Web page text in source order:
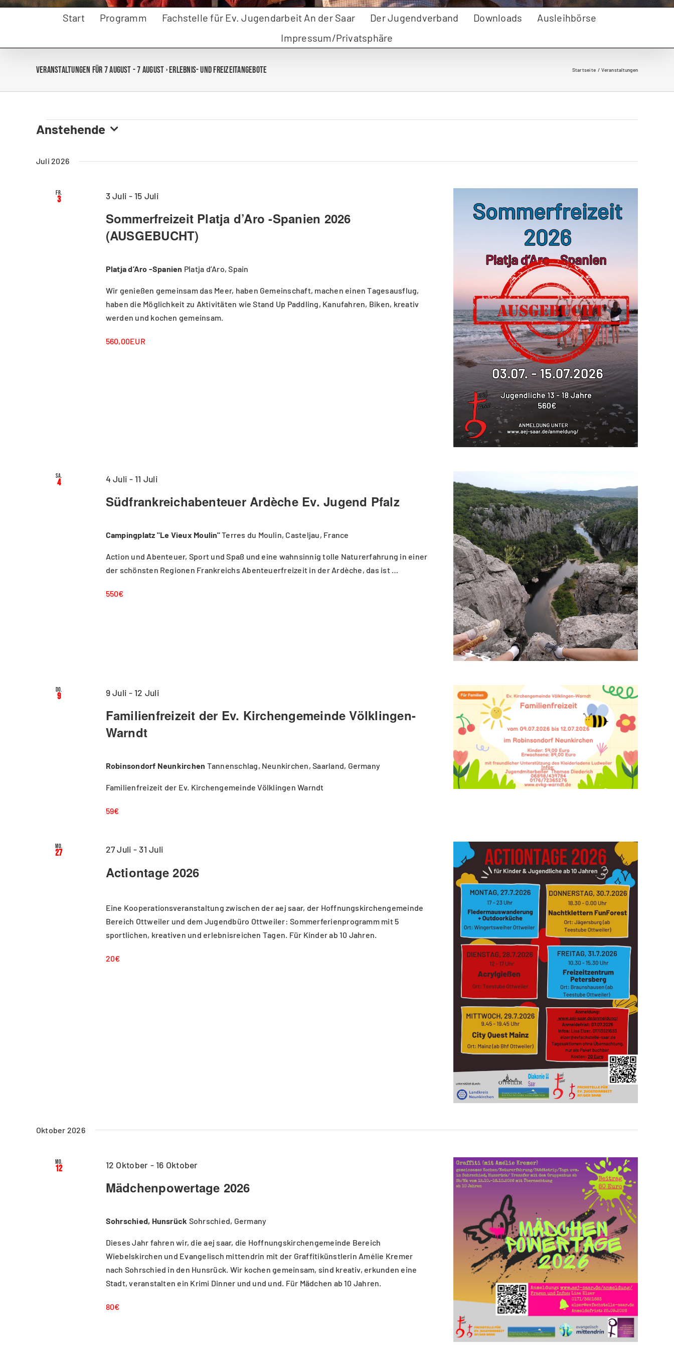
Start Programm Fachstelle für Ev. Jugendarbeit An der Saar Der Jugendverband Downloads
Ausleihbörse
Impressum/Privatsphäre
Veranstaltungen für 7 August - 7 August› Erlebnis- und Freizeitangebote Startseite Veranstaltungen
Veranstaltungen
Anstehende
wählen.
Juli 2026
Fr.
3
Sommerfreizeit Platja d’Aro -Spanien 2026
(AUSGEBUCHT)
3 Juli - 15 Juli
Platja d’Aro -Spanien Platja d’Aro, Spain
Wir genießen gemeinsam das Meer, haben Gemeinschaft, machen einen Tagesausflug,
haben die Möglichkeit zu Aktivitäten wie Stand Up Paddling, Kanufahren, Biken, kreativ
werden und kochen gemeinsam.
560,00EUR
Sa.
4
Südfrankreichabenteuer Ardèche Ev. Jugend Pfalz
4 Juli - 11 Juli
Campingplatz "Le Vieux Moulin"Terres du Moulin, Casteljau, France
Action und Abenteuer, Sport und Spaß und eine wahnsinnig tolle Naturerfahrung in einer
der schönsten Regionen Frankreichs Abenteuerfreizeit in der Ardèche, das ist …
550€
Do.
9
Familienfreizeit der Ev. Kirchengemeinde Völklingen-
Warndt
9 Juli - 12 Juli
Robinsondorf Neunkirchen Tannenschlag, Neunkirchen, Saarland, Germany
Familienfreizeit der Ev. Kirchengemeinde Völklingen Warndt
59€
Mo.
27
Actiontage 2026
27 Juli -31 Juli
Eine Kooperationsveranstaltung zwischen der aej saar, der Hoffnungskirchengemeinde
Bereich Ottweiler und dem Jugendbüro Ottweiler: Sommerferienprogramm mit 5
sportlichen, kreativen und erlebnisreichen Tagen. Für Kinder ab 10 Jahren.
20€
Oktober 2026
Mo.
12
Mädchenpowertage 2026
12 Oktober - 16 Oktober
Sohrschied, Hunsrück Sohrschied, Germany
Dieses Jahr fahren wir, die aej saar, die Hoffnungskirchengemeinde Bereich
Wiebelskirchen und Evangelisch mittendrin mit der Graffitikünstlerin Amélie Kremer
nach Sohrschied in den Hunsrück. Wir kochen gemeinsam, sind kreativ, erkunden eine
Stadt, veranstalten ein Krimi Dinner und und und. Für Mädchen ab 10 Jahren.
80€